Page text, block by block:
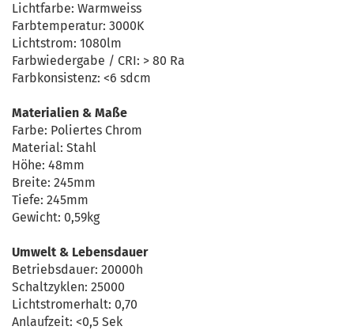
Lichtfarbe: Warmweiss
Farbtemperatur: 3000K
Lichtstrom: 1080lm
Farbwiedergabe / CRI: > 80 Ra
Farbkonsistenz: <6 sdcm
Materialien & Maße
Farbe: Poliertes Chrom
Material: Stahl
Höhe: 48mm
Breite: 245mm
Tiefe: 245mm
Gewicht: 0,59kg
Umwelt & Lebensdauer
Betriebsdauer: 20000h
Schaltzyklen: 25000
Lichtstromerhalt: 0,70
Anlaufzeit: <0,5 Sek